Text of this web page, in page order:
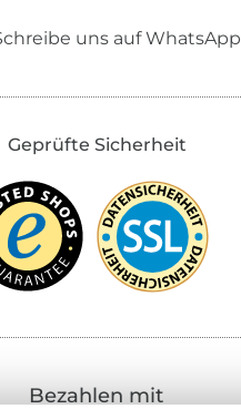
uns auf WhatsApp
Geprüfte Sicherheit
Bezahlen mit